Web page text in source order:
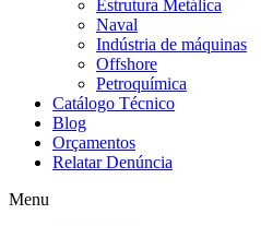
Estrutura Metálica
Naval
Indústria de máquinas
Offshore
Petroquímica
Catálogo Técnico
Blog
Orçamentos
Relatar Denúncia
Menu